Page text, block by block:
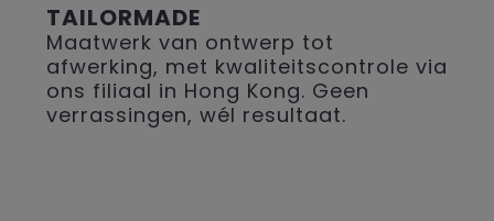
TAILORMADE
Maatwerk van ontwerp tot
afwerking, met kwaliteitscontrole via
ons filiaal in Hong Kong. Geen
verrassingen, wél resultaat.